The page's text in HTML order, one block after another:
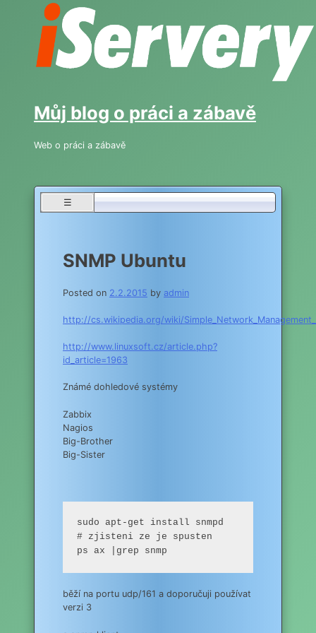
Můj blog o práci a zábavě
Web o práci a zábavě
☰
SNMP Ubuntu
Posted on 2.2.2015 by admin
http://cs.wikipedia.org/wiki/
http://www.linuxsoft.cz/article.php?
id_article=1963
Známé dohledové systémy
Zabbix
Nagios
Big-Brother
Big-Sister
sudo apt-get install snmpd
# zjisteni ze je spusten
ps ax |grep snmp
běží na portu udp/161 a doporučuji používat
verzi 3